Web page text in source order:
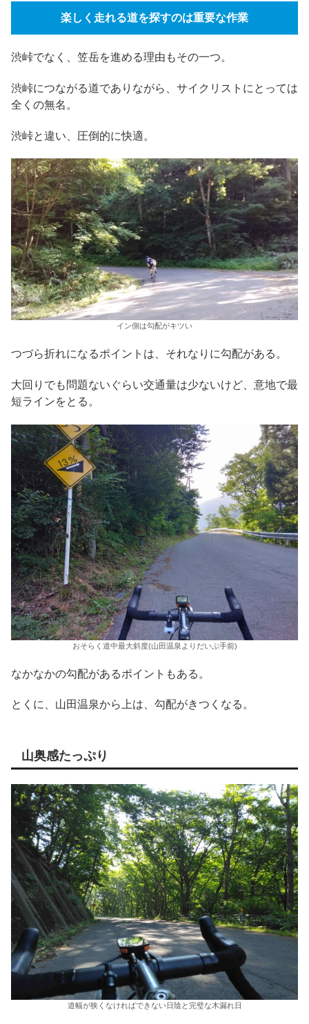
楽しく走れる道を探すのは重要な作業
渋峠でなく、笠岳を進める理由もその一つ。
渋峠につながる道でありながら、サイクリストにとっては
全くの無名。
渋峠と違い、圧倒的に快適。
イン側は勾配がキツい
つづら折れになるポイントは、それなりに勾配がある。
大回りでも問題ないぐらい交通量は少ないけど、意地で最
短ラインをとる。
おそらく道中最大斜度(山田温泉よりだいぶ手前)
なかなかの勾配があるポイントもある。
とくに、山田温泉から上は、勾配がきつくなる。
山奥感たっぷり
道幅が狭くなければできない日陰と完璧な木漏れ日